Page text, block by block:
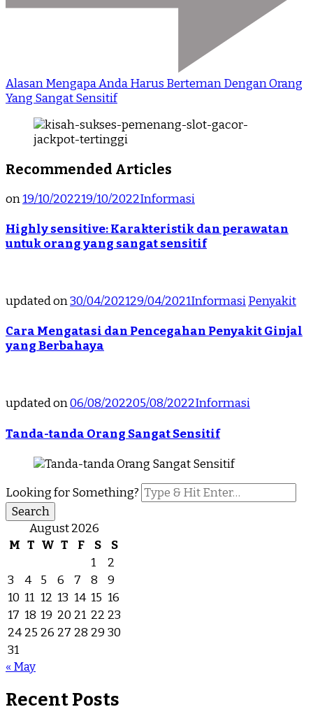
Alasan Mengapa Anda Harus Berteman Dengan Orang
Yang Sangat Sensitif
Recommended Articles
on19/10/202219/10/2022Informasi
Highly sensitive: Karakteristik dan perawatan
untuk orang yang sangat sensitif
updated on30/04/202129/04/2021InformasiPenyakit
Cara Mengatasi dan Pencegahan Penyakit Ginjal
yang Berbahaya
updated on06/08/202205/08/2022Informasi
Tanda-tanda Orang Sangat Sensitif
Looking for Something?
August 2026
M T W T F S
S
1
2
3
4 5 6 7 8
9
10 11 12 13 14 15 16
17 18 19 20 21 22 23
24 25 26 27 28 29 30
31
« May
Recent Posts